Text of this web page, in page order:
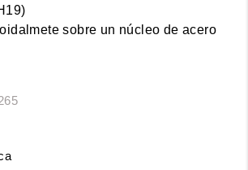
sobre un núcleo de acero